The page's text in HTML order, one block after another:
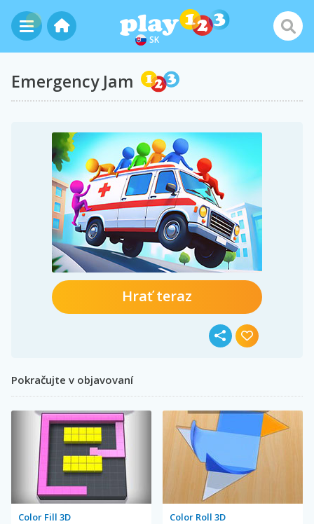
SK
Emergency Jam
Hrať teraz
Pokračujte v objavovaní
Color Fill 3D Color Roll 3D